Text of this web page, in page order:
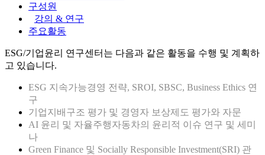
구성원
강의 & 연구
주요활동
ESG/기업윤리 연구센터는 다음과 같은 활동을 수행 및 계획하
고 있습니다.
ESG 지속가능경영 전략, SROI, SBSC, Business Ethics 연
구
기업지배구조 평가 및 경영자 보상제도 평가와 자문
AI 윤리 및 자율주행자동차의 윤리적 이슈 연구 및 세미
나
Green Finance 및 Socially Responsible Investment(SRI) 관